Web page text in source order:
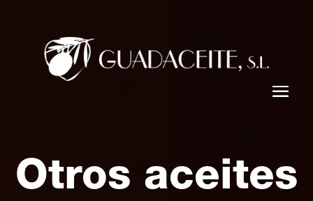
Otros aceites